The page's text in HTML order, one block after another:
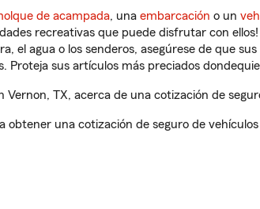
de acampada, una embarcación o un
recreativas que puede disfrutar con
el agua o los senderos, asegúrese de que
Proteja sus artículos más preciados
TX, acerca de una cotización de
obtener una cotización de seguro de